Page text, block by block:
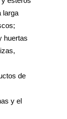
larga
huertas
de
y el